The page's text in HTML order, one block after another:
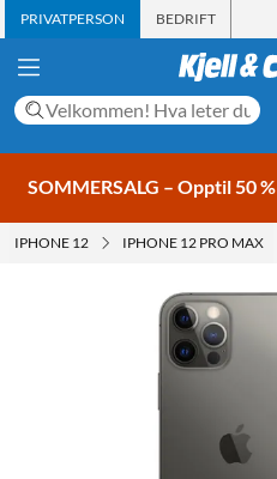
PRIVATPERSON BEDRIFT
SOMMERSALG – Opptil 50 %
IPHONE 12 IPHONE 12 PRO MAX